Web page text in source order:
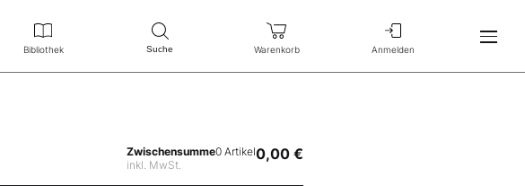
Bibliothek Suche Warenkorb Anmelden
Zwischensumme
inkl. MwSt.
0 Artikel0,00 €